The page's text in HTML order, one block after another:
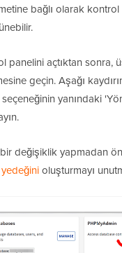
bağlı olarak
panelini açtıktan sonra,
geçin. Aşağı
yanındaki
değişiklik yapmadan
yedeğinioluşturmayı